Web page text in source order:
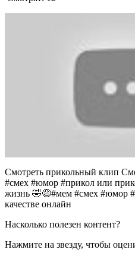
Смотреть прикольный клип
#смех #юмор #прикол или
жизнь 🤣😅#мем #смех #юмор
качестве онлайн
Насколько полезен контент?
Нажмите на звезду, чтобы